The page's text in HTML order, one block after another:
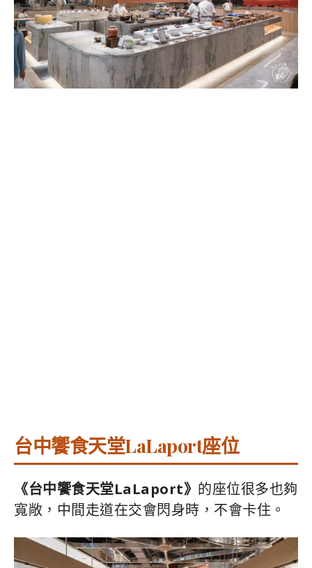
台中饗食天堂LaLaport座位
《台中饗食天堂LaLaport》 的座位很多也夠
寬敞，中間走道在交會閃身時，不會卡住。